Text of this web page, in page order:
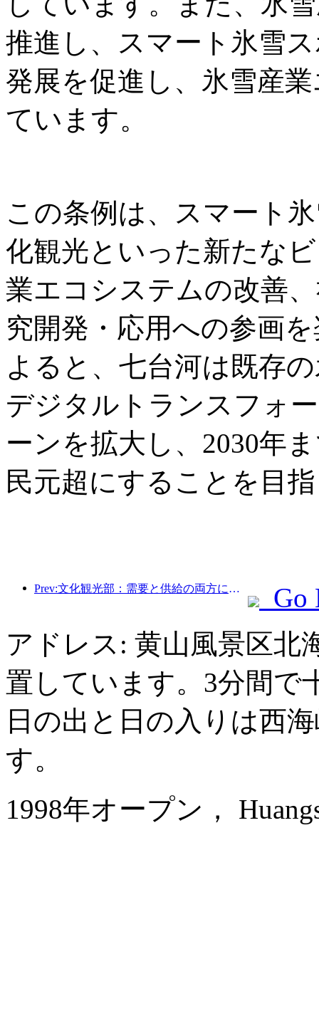
推進し、スマート氷雪
発展を促進し、氷雪産
ています。
この条例は、スマート
化観光といった新たな
業エコシステムの改善
究開発・応用への参画
よると、七台河は既存
デジタルトランスフォ
ーンを拡大し、2030年
民元超にすることを目
Prev:文化観光部：需要と供給の両方に焦点を当て、文化と観光の消費活動と旅行を指導します。
Go
アドレス: 黄山風景区北
置しています。3分間で
日の出と日の入りは西
す。
1998年オープン，